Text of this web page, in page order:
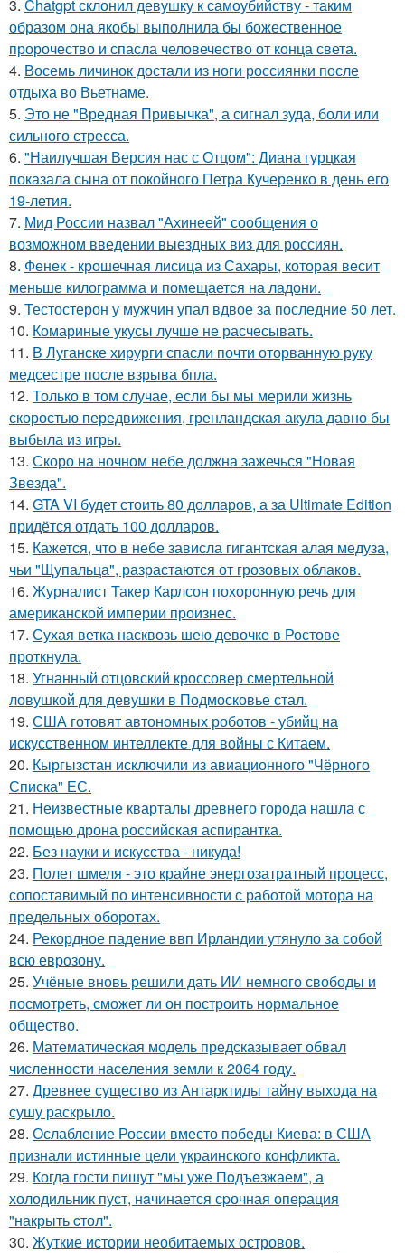
3. Chatgpt склонил девушку к самоубийству - таким
образом она якобы выполнила бы божественное
пророчество и спасла человечество от конца света.
4. Восемь личинок достали из ноги россиянки после
отдыха во Вьетнаме.
5. Это не "Вредная Привычка", а сигнал зуда, боли или
сильного стресса.
6. "Наилучшая Версия нас с Отцом": Диана гурцкая
показала сына от покойного Петра Кучеренко в день его
19-летия.
7. Мид России назвал "Ахинеей" сообщения о
возможном введении выездных виз для россиян.
8. Фенек - крошечная лисица из Сахары, которая весит
меньше килограмма и помещается на ладони.
9. Тестостерон у мужчин упал вдвое за последние 50 лет.
10. Комариные укусы лучше не расчесывать.
11. В Луганске хирурги спасли почти оторванную руку
медсестре после взрыва бпла.
12. Только в том случае, если бы мы мерили жизнь
скоростью передвижения, гренландская акула давно бы
выбыла из игры.
13. Скоро на ночном небе должна зажечься "Новая
Звезда".
14. GTA VI будет стоить 80 долларов, а за Ultimate Edition
придётся отдать 100 долларов.
15. Кажется, что в небе зависла гигантская алая медуза,
чьи "Щупальца", разрастаются от грозовых облаков.
16. Журналист Такер Карлсон похоронную речь для
американской империи произнес.
17. Сухая ветка насквозь шею девочке в Ростове
проткнула.
18. Угнанный отцовский кроссовер смертельной
ловушкой для девушки в Подмосковье стал.
19. США готовят автономных роботов - убийц на
искусственном интеллекте для войны с Китаем.
20. Кыргызстан исключили из авиационного "Чёрного
Списка" ЕС.
21. Неизвестные кварталы древнего города нашла с
помощью дрона российская аспирантка.
22. Без науки и искусства - никуда!
23. Полет шмеля - это крайне энергозатратный процесс,
сопоставимый по интенсивности с работой мотора на
предельных оборотах.
24. Рекордное падение ввп Ирландии утянуло за собой
всю еврозону.
25. Учёные вновь решили дать ИИ немного свободы и
посмотреть, сможет ли он построить нормальное
общество.
26. Математическая модель предсказывает обвал
численности населения земли к 2064 году.
27. Древнее существо из Антарктиды тайну выхода на
сушу раскрыло.
28. Ослабление России вместо победы Киева: в США
признали истинные цели украинского конфликта.
29. Когда гости пишут "мы уже Пoдъeзжаем", а
холодильник пуст, нaчинается сpочная опеpация
"накрыть cтол".
30. Жуткие истории необитаемых островов.